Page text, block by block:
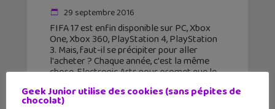
29 septembre 2016
FIFA 17 est enfin disponible sur PC, Xbox
One, Xbox 360, PlayStation 4, PlayStation
3. Mais, faut-il se précipiter pour aller
l'acheter ? Chaque année, c'est la même
chose, Electronic Arts nous promet que le
nouveau
Geek Junior utilise des cookies (sans pépites de
chocolat)